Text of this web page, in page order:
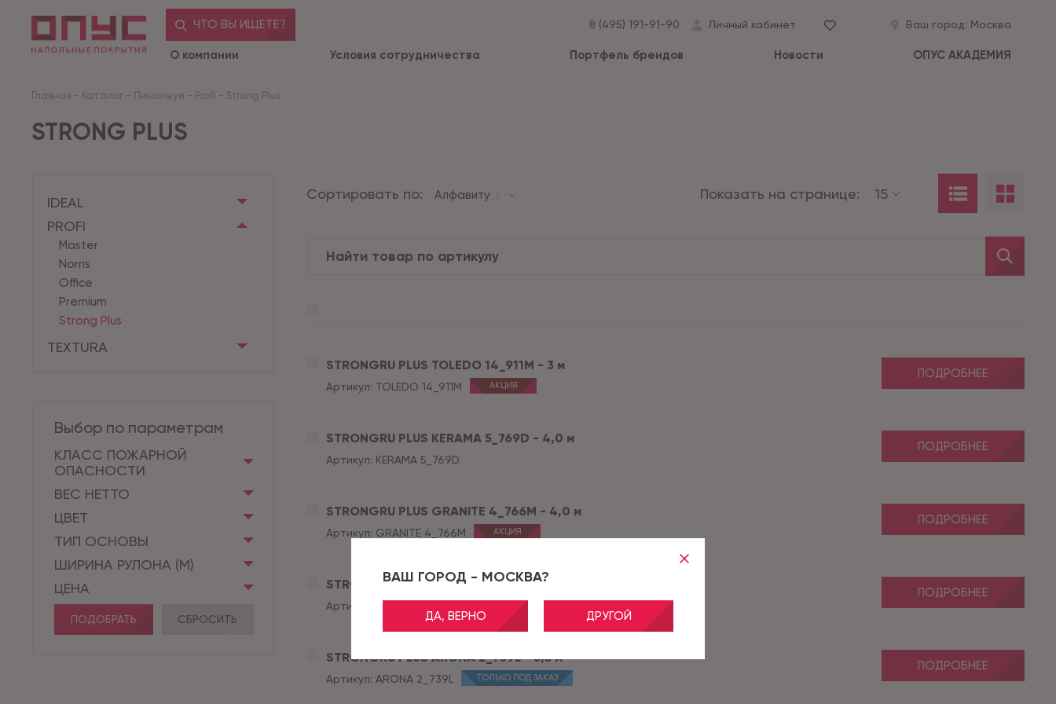
ВАШ ГОРОД - МОСКВА?
ДА, ВЕРНО ДРУГОЙ
ЧТО ВЫ ИЩЕТЕ? 8 (495) 191-91-90 Личный кабинет Ваш город: Москва
О компании Условия сотрудничества Портфель брендов Новости ОПУС АКАДЕМИЯ
Главная - Каталог - Линолеум - Profi - Strong Plus
STRONG PLUS
IDEAL
PROFI
Master
Norris
Office
Premium
Strong Plus
TEXTURA
Выбор по параметрам
КЛАСС ПОЖАРНОЙ
ОПАСНОСТИ
ВЕС НЕТТО
ЦВЕТ
ТИП ОСНОВЫ
ШИРИНА РУЛОНА (М)
ЦЕНА
ПОДОБРАТЬ СБРОСИТЬ
Сортировать по: Алфавиту Показать на странице: 15
STRONGRU PLUS TOLEDO 14_911M - 3 м
Артикул: TOLEDO 14_911M АКЦИЯ
ПОДРОБНЕЕ
STRONGRU PLUS KERAMA 5_769D - 4,0 м
Артикул: KERAMA 5_769D
ПОДРОБНЕЕ
STRONGRU PLUS GRANITE 4_766M - 4,0 м
Артикул: GRANITE 4_766M АКЦИЯ
ПОДРОБНЕЕ
STRONGRU PLUS ARONA 2_739L - 4,0 м
Артикул:
ПОДРОБНЕЕ
STRONGRU PLUS ARONA 2_739L - 3,5 м
Артикул: ARONA 2_739L ТОЛЬКО ПОД ЗАКАЗ
ПОДРОБНЕЕ